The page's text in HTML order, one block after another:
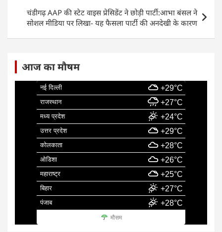
o
k
p
चंडीगढ़ AAP की स्टेट वाइस प्रेसिडेंट ने छोड़ी पार्टी:आभा बंसल ने
सोशल मीडिया पर लिखा- यह फैसला पार्टी की अनदेखी के कारण
आज का मौषम
नई दिल्ली +29°C
राजस्थान +27°C
मध्य प्रदेश +24°C
उत्तर प्रदेश +29°C
कोलकाता +28°C
ओडिशा +26°C
महाराष्ट्र +25°C
बिहार +27°C
पंजाब +28°C
मौसम